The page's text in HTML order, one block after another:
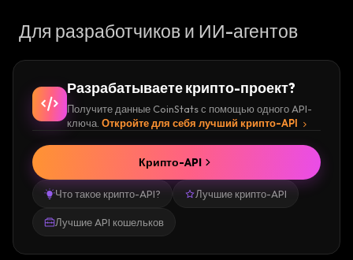
Для разработчиков и ИИ-агентов
Разрабатываете крипто-проект?
Получите данные CoinStats с помощью одного API-
ключа. Откройте для себя лучший крипто-API
Что такое крипто-API? Лучшие крипто-API
Лучшие API кошельков
Крипто-API